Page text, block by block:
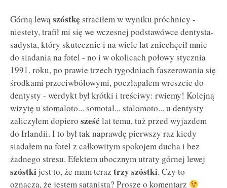
Górną lewąszóstkę straciłem w wyniku próchnicy -
niestety, trafił mi się we wczesnej podstawówce dentysta-
sadysta, który skutecznie i na wiele lat zniechęcił mnie
do siadania na fotel - no i w okolicach połowy stycznia
1991. roku, po prawie trzech tygodniach faszerowania się
środkami przeciwbólowymi, poczłapałem wreszcie do
dentysty - werdykt był krótki i treściwy: rwiemy! Kolejną
wizytę u stomaloto... somotal... stalomoto... u dentysty
zaliczyłem dopiero sześć lat temu, tuż przed wyjazdem
do Irlandii. I to był tak naprawdę pierwszy raz kiedy
siadałem na fotel z całkowitym spokojem ducha i bez
żadnego stresu. Efektem ubocznym utraty górnej lewej
szóstki jest to, że mam teraz trzy szóstki. Czy to
oznacza, że jestem satanistą? Proszę o komentarz